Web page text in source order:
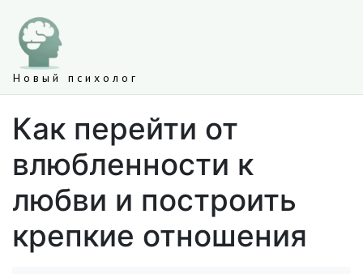
Новый психолог
Как перейти от
влюбленности к
любви и построить
крепкие отношения